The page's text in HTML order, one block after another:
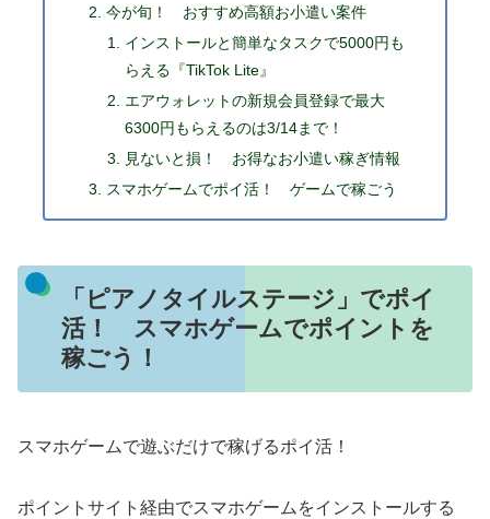
今が旬！ おすすめ高額お小遣い案件
インストールと簡単なタスクで5000円も
らえる『TikTok Lite』
エアウォレットの新規会員登録で最大
6300円もらえるのは3/14まで！
見ないと損！ お得なお小遣い稼ぎ情報
スマホゲームでポイ活！ ゲームで稼ごう
「ピアノタイルステージ」でポイ
活！ スマホゲームでポイントを
稼ごう！
スマホゲームで遊ぶだけで稼げるポイ活！
ポイントサイト経由でスマホゲームをインストールする